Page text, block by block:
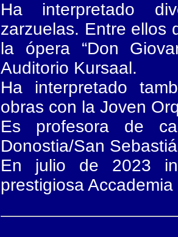
Ha interpretado
zarzuelas. Entre ellos
la ópera “Don
Auditorio Kursaal.
Ha interpretado
obras con la Joven
Es profesora de
Donostia/San
En julio de 2023
prestigiosa